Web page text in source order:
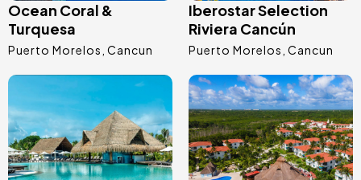
Ocean Coral &
Turquesa
Puerto Morelos Cancun
Iberostar Selection
Riviera Cancún
Puerto Morelos Cancun
Image Image